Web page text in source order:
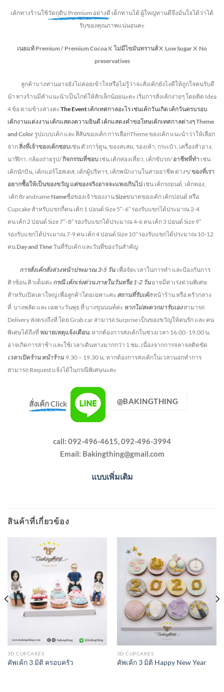
เค้กทางร้านใช้วัตถุดิบ Premium อย่างดี เด็กทานได้ ผู้ใหญ่ทานดีจึงมั่นใจได้ว่าได้
รับของคุณภาพแน่นอนคะ
เนยแท้ Premium / Premium CocoaX ไม่มีไขมันทรานส์X Low SugarX No
preservatives
ลูกค้าบางท่านอาจยังไม่ค่อยเข้าใจหรือไม่รู้ว่าจะสั่งเค้กยังไงดีให้ถูกใจคนรับดี
น้า ทางร้านมีคำแนะนำเป็นไกด์ให้สักเล็กน้อยนะคะ เริ่มการสั่งเค้กง่ายๆ โดยคิด Idea
4 ข้อ ตามข้างล่างคะ The Event เค้กเทศกาลอะไร เช่นเค้กวันเกิด เค้กวันครบรอบ
เค้กงานแต่งงาน เค้กแสดงความยินดี เค้กแสดงคำขอโทษเค้กเทศกาลต่างๆTheme
and Color รูปแบบเค้ก และ สีสันของเค้ก การเลือกTheme ของเค้ก แนะนำว่าให้เลือก
จากสิ่งที่เจ้าของเค้กชอบเช่น ตัวการ์ตูน, ของสะสม, รองเท้า, กระเป๋า, เครื่องสำอาง,
นาฬิกา, กล้องถ่ายรูป/กิจกรรมที่ชอบ เช่น เค้กท่องเที่ยว, เค้กขับรถ/อาชีพที่ทำ เช่น
เค้กนักบิน, เค้กแอร์โฮสเตส, เค้กผู้บริหาร, เค้กพนักงานในสายอาชีพ ต่างๆ/ของที่เรา
อยากซื้อให้เป็นของขวัญ แต่ของจริงอาจจะแพงเกินไป เช่น เค้กรถยนต์, เค้กทอง,
เค้ก Brandname Nameชื่อของเจ้าของงานSizeขนาดของเค้ก เค้กปอนด์ หรือ
Cupcake สำหรับแขกกี่คน เค้ก 1 ปอนด์ Size 5″- 6” รองรับแขกได้ประมาณ 2-4
คน เค้ก 2 ปอนด์ Size 7″- 8” รองรับแขกได้ประมาณ 4-6 คน เค้ก 3 ปอนด์ Size 9”
รองรับแขกได้ประมาณ 7-9 คน เค้ก 4 ปอนด์ Size 10” รองรับแขกได้ประมาณ 10-12
คน Day and Time วันที่รับเค้ก และวันที่ของวันสำคัญ
การสั่งเค้กสั่งล่วงหน้าประมาณ3-5 วัน เพื่อจัดเวลาในการทำ และป้องกันการ
คิวซ้อน คิวเต็มค่ะ กรณี เค้กเร่งด่วนภายในวันหรือ 1-2 วัน อาจมีค่าเร่งด่วนพิเศษ
สำหรับเปิดเตาใหญ่ เพื่อลูกค้าโดยเฉพาะค่ะ สถานที่รับเค้กหน้าร้าน หรือ ครัวกลาง
ที่ บางพลัด และ เฉพาะวันพุธ ที่ บางขุนนนท์ค่ะ หากไม่สะดวกมารับเองสามารถ
Delivery ส่งตรงถึงที่ โดย Grab car สามารถ Surprise เป็นของขวัญให้คนรัก และ คน
พิเศษได้ถึงที่ หมายเหตุแจ้งเตือน:หากต้องการส่งเค้กในช่วงเวลา 16.00- 19.00 น.
อาจเกิดการล่าช้า และใช้เวลาเดินทางมากกว่า 1 ชม. เนื่องจากการจลาจลติดขัด
เวลาเปิดร้าน หน้าร้าน 9.30 – 19.30 น. หากต้องการส่งเค้กในเวลานอกทำการ
สามารถ Request แจ้งได้ในกรณีพิเศษนะคะ
สั่งเค้ก Click @BAKINGTHING
call: 092-496-4615, 092-496-3994
Email: Bakingthing@gmail.com
แบบเพิ่มเติม
สินค้าที่เกี่ยวข้อง
3D CUPCAKES
คัพเค้ก 3 มิติ ครอบครัว
3D CUPCAKES
คัพเค้ก 3 มิติ Happy New Year